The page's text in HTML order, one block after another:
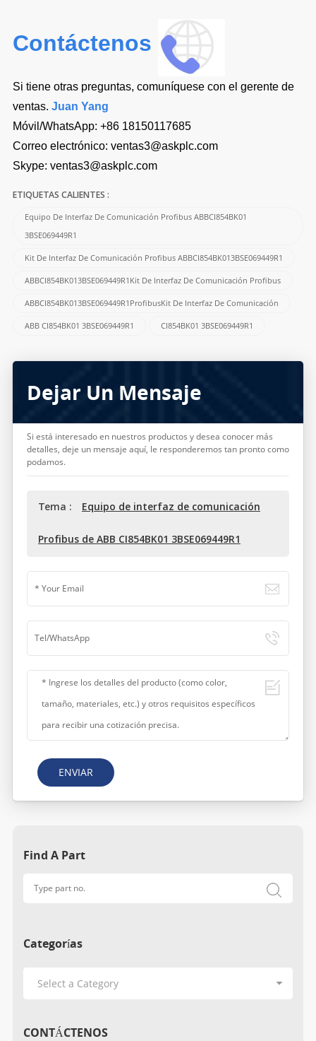
Contáctenos
Si tiene otras preguntas, comuníquese con el gerente de
ventas. Juan Yang
Móvil/WhatsApp: +86 18150117685
Correo electrónico: ventas3@askplc.com
Skype: ventas3@askplc.com
ETIQUETAS CALIENTES :
Equipo De Interfaz De Comunicación Profibus ABBCI854BK01
3BSE069449R1
Kit De Interfaz De Comunicación Profibus ABBCI854BK013BSE069449R1
ABBCI854BK013BSE069449R1Kit De Interfaz De Comunicación Profibus
ABBCI854BK013BSE069449R1ProfibusKit De Interfaz De Comunicación
ABB CI854BK01 3BSE069449R1 CI854BK01 3BSE069449R1
Dejar Un Mensaje
Si está interesado en nuestros productos y desea conocer más
detalles, deje un mensaje aquí, le responderemos tan pronto como
podamos.
Tema : Equipo de interfaz de comunicación
Profibus de ABB CI854BK01 3BSE069449R1
ENVIAR
Find A Part
Categorías
CONTÁCTENOS